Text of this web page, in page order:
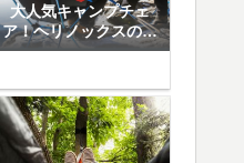
大人気キャンプチェ
ア！ヘリノックスの魅
力と人気の5モデル徹